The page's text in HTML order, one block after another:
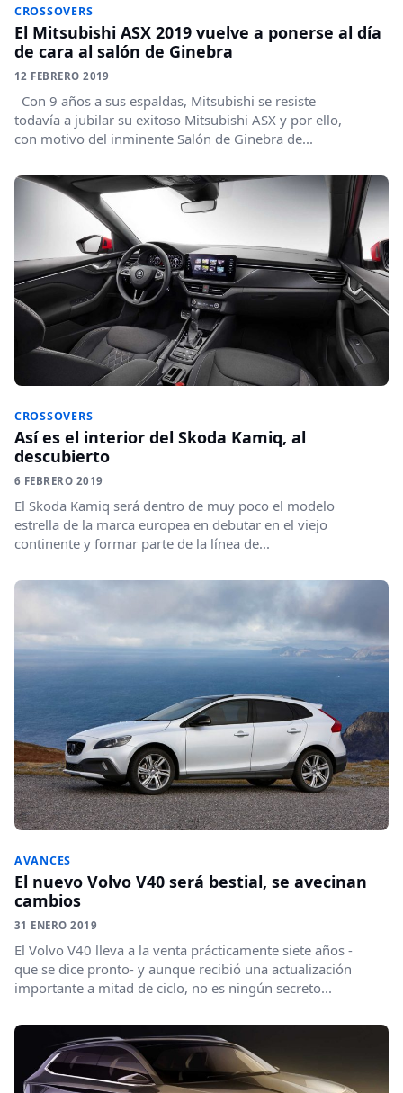
CROSSOVERS
El Mitsubishi ASX 2019 vuelve a ponerse al día
de cara al salón de Ginebra
12 FEBRERO 2019
Con 9 años a sus espaldas, Mitsubishi se resiste
todavía a jubilar su exitoso Mitsubishi ASX y por ello,
con motivo del inminente Salón de Ginebra de...
CROSSOVERS
Así es el interior del Skoda Kamiq, al
descubierto
6 FEBRERO 2019
El Skoda Kamiq será dentro de muy poco el modelo
estrella de la marca europea en debutar en el viejo
continente y formar parte de la línea de...
AVANCES
El nuevo Volvo V40 será bestial, se avecinan
cambios
31 ENERO 2019
El Volvo V40 lleva a la venta prácticamente siete años -
que se dice pronto- y aunque recibió una actualización
importante a mitad de ciclo, no es ningún secreto...